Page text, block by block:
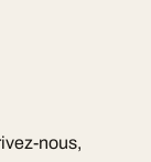
nous,